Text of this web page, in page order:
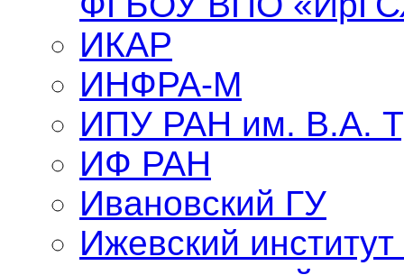
ИКАР
ИНФРА-М
ИПУ РАН им. В.А.
ИФ РАН
Ивановский ГУ
Ижевский